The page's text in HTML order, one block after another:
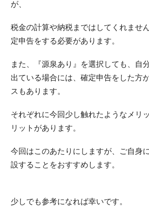
が、
税金の計算や納税まではしてくれませ
定申告をする必要があります。
また、『源泉あり』を選択しても、自
出ている場合には、確定申告をした方
スもあります。
それぞれに今回少し触れたようなメリ
リットがあります。
今回はこのあたりにしますが、ご自身
設することをおすすめします。
少しでも参考になれば幸いです。